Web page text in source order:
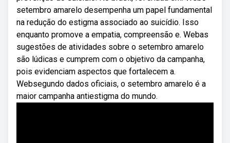
setembro amarelo desempenha um papel fundamental
na redução do estigma associado ao suicídio. Isso
enquanto promove a empatia, compreensão e. Webas
sugestões de atividades sobre o setembro amarelo
são lúdicas e cumprem com o objetivo da campanha,
pois evidenciam aspectos que fortalecem a.
Websegundo dados oficiais, o setembro amarelo é a
maior campanha antiestigma do mundo.